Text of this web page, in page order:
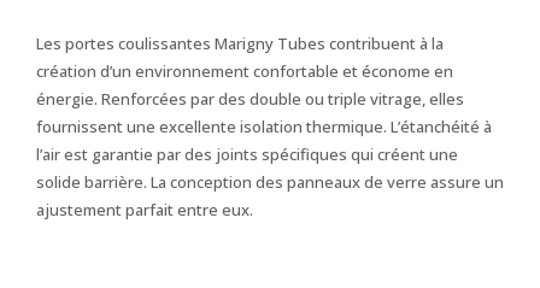
Les portes coulissantes Marigny Tubes contribuent à la
création d’un environnement confortable et économe en
énergie. Renforcées par des double ou triple vitrage, elles
fournissent une excellente isolation thermique. L’étanchéité à
l’air est garantie par des joints spécifiques qui créent une
solide barrière. La conception des panneaux de verre assure un
ajustement parfait entre eux.